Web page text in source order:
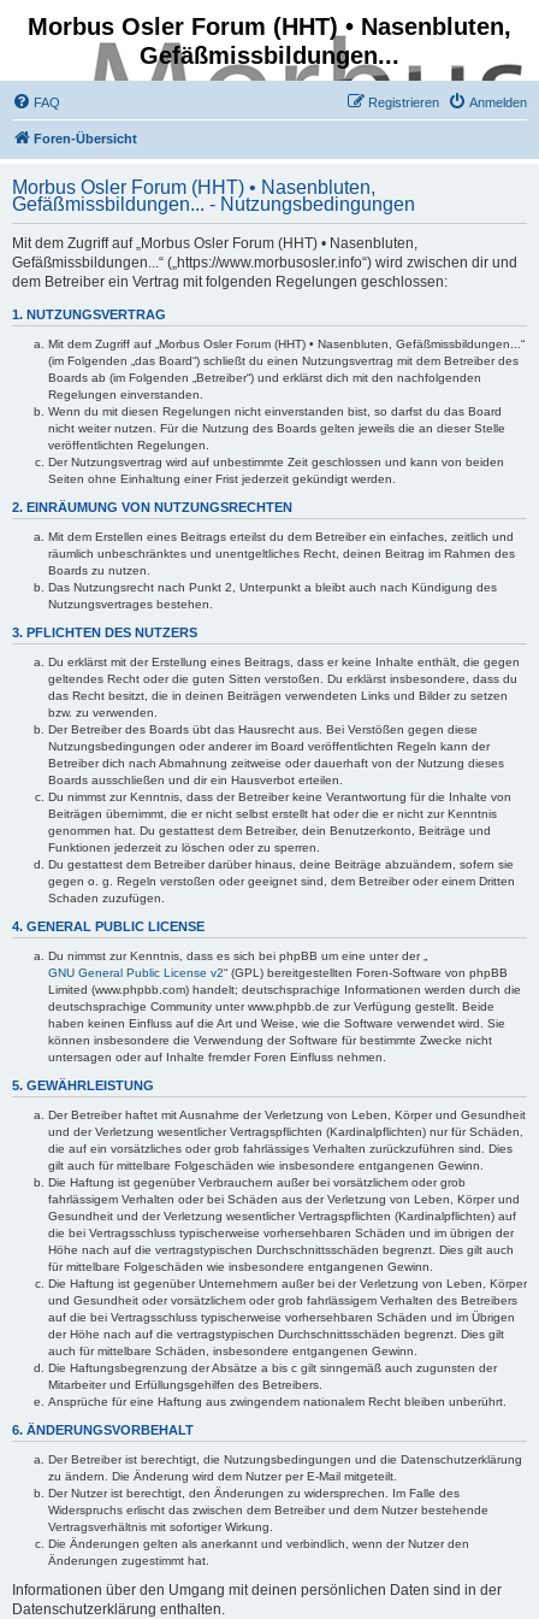
Morbus Osler Forum (HHT) • Nasenbluten,
Gefäßmissbildungen...
FAQ Anmelden
Registrieren
Foren-Übersicht
Morbus Osler Forum (HHT) • Nasenbluten,
Gefäßmissbildungen... - Nutzungsbedingungen
Mit dem Zugriff auf „Morbus Osler Forum (HHT) • Nasenbluten,
Gefäßmissbildungen...“ („https://www.morbusosler.info“) wird zwischen dir und
dem Betreiber ein Vertrag mit folgenden Regelungen geschlossen:
1. NUTZUNGSVERTRAG
Mit dem Zugriff auf „Morbus Osler Forum (HHT) • Nasenbluten, Gefäßmissbildungen...“
(im Folgenden „das Board“) schließt du einen Nutzungsvertrag mit dem Betreiber des
Boards ab (im Folgenden „Betreiber“) und erklärst dich mit den nachfolgenden
Regelungen einverstanden.
Wenn du mit diesen Regelungen nicht einverstanden bist, so darfst du das Board
nicht weiter nutzen. Für die Nutzung des Boards gelten jeweils die an dieser Stelle
veröffentlichten Regelungen.
Der Nutzungsvertrag wird auf unbestimmte Zeit geschlossen und kann von beiden
Seiten ohne Einhaltung einer Frist jederzeit gekündigt werden.
2. EINRÄUMUNG VON NUTZUNGSRECHTEN
Mit dem Erstellen eines Beitrags erteilst du dem Betreiber ein einfaches, zeitlich und
räumlich unbeschränktes und unentgeltliches Recht, deinen Beitrag im Rahmen des
Boards zu nutzen.
Das Nutzungsrecht nach Punkt 2, Unterpunkt a bleibt auch nach Kündigung des
Nutzungsvertrages bestehen.
3. PFLICHTEN DES NUTZERS
Du erklärst mit der Erstellung eines Beitrags, dass er keine Inhalte enthält, die gegen
geltendes Recht oder die guten Sitten verstoßen. Du erklärst insbesondere, dass du
das Recht besitzt, die in deinen Beiträgen verwendeten Links und Bilder zu setzen
bzw. zu verwenden.
Der Betreiber des Boards übt das Hausrecht aus. Bei Verstößen gegen diese
Nutzungsbedingungen oder anderer im Board veröffentlichten Regeln kann der
Betreiber dich nach Abmahnung zeitweise oder dauerhaft von der Nutzung dieses
Boards ausschließen und dir ein Hausverbot erteilen.
Du nimmst zur Kenntnis, dass der Betreiber keine Verantwortung für die Inhalte von
Beiträgen übernimmt, die er nicht selbst erstellt hat oder die er nicht zur Kenntnis
genommen hat. Du gestattest dem Betreiber, dein Benutzerkonto, Beiträge und
Funktionen jederzeit zu löschen oder zu sperren.
Du gestattest dem Betreiber darüber hinaus, deine Beiträge abzuändern, sofern sie
gegen o. g. Regeln verstoßen oder geeignet sind, dem Betreiber oder einem Dritten
Schaden zuzufügen.
4. GENERAL PUBLIC LICENSE
Du nimmst zur Kenntnis, dass es sich bei phpBB um eine unter der „
GNU General Public License v2“ (GPL) bereitgestellten Foren-Software von phpBB
Limited (www.phpbb.com) handelt; deutschsprachige Informationen werden durch die
deutschsprachige Community unter www.phpbb.de zur Verfügung gestellt. Beide
haben keinen Einfluss auf die Art und Weise, wie die Software verwendet wird. Sie
können insbesondere die Verwendung der Software für bestimmte Zwecke nicht
untersagen oder auf Inhalte fremder Foren Einfluss nehmen.
5. GEWÄHRLEISTUNG
Der Betreiber haftet mit Ausnahme der Verletzung von Leben, Körper und Gesundheit
und der Verletzung wesentlicher Vertragspflichten (Kardinalpflichten) nur für Schäden,
die auf ein vorsätzliches oder grob fahrlässiges Verhalten zurückzuführen sind. Dies
gilt auch für mittelbare Folgeschäden wie insbesondere entgangenen Gewinn.
Die Haftung ist gegenüber Verbrauchern außer bei vorsätzlichem oder grob
fahrlässigem Verhalten oder bei Schäden aus der Verletzung von Leben, Körper und
Gesundheit und der Verletzung wesentlicher Vertragspflichten (Kardinalpflichten) auf
die bei Vertragsschluss typischerweise vorhersehbaren Schäden und im übrigen der
Höhe nach auf die vertragstypischen Durchschnittsschäden begrenzt. Dies gilt auch
für mittelbare Folgeschäden wie insbesondere entgangenen Gewinn.
Die Haftung ist gegenüber Unternehmern außer bei der Verletzung von Leben, Körper
und Gesundheit oder vorsätzlichem oder grob fahrlässigem Verhalten des Betreibers
auf die bei Vertragsschluss typischerweise vorhersehbaren Schäden und im Übrigen
der Höhe nach auf die vertragstypischen Durchschnittsschäden begrenzt. Dies gilt
auch für mittelbare Schäden, insbesondere entgangenen Gewinn.
Die Haftungsbegrenzung der Absätze a bis c gilt sinngemäß auch zugunsten der
Mitarbeiter und Erfüllungsgehilfen des Betreibers.
Ansprüche für eine Haftung aus zwingendem nationalem Recht bleiben unberührt.
6. ÄNDERUNGSVORBEHALT
Der Betreiber ist berechtigt, die Nutzungsbedingungen und die Datenschutzerklärung
zu ändern. Die Änderung wird dem Nutzer per E-Mail mitgeteilt.
Der Nutzer ist berechtigt, den Änderungen zu widersprechen. Im Falle des
Widerspruchs erlischt das zwischen dem Betreiber und dem Nutzer bestehende
Vertragsverhältnis mit sofortiger Wirkung.
Die Änderungen gelten als anerkannt und verbindlich, wenn der Nutzer den
Änderungen zugestimmt hat.
Informationen über den Umgang mit deinen persönlichen Daten sind in der
Datenschutzerklärung enthalten.